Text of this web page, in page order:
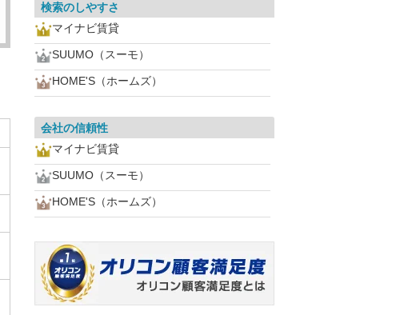
検索のしやすさ
マイナビ賃貸
SUUMO（スーモ）
HOME'S（ホームズ）
会社の信頼性
マイナビ賃貸
SUUMO（スーモ）
HOME'S（ホームズ）